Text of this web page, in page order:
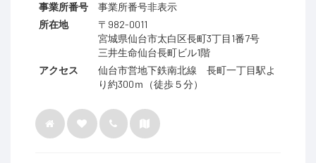
事業所番号
事業所番号非表示
所在地
〒982-0011
宮城県仙台市太白区長町3丁目1番7号
三井生命仙台長町ビル1階
アクセス
仙台市営地下鉄南北線 長町一丁目駅よ
り約300ｍ（徒歩５分）